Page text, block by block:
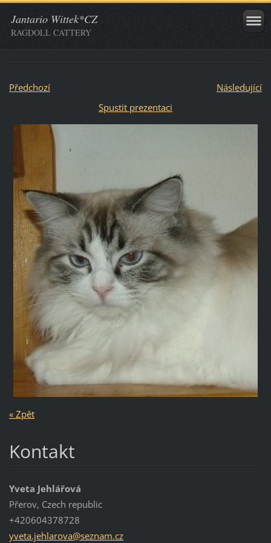
Jantario Wittek*CZ
RAGDOLL CATTERY
Předchozí
Následující
Spustit prezentaci
« Zpět
Kontakt
Yveta Jehlářová
Přerov, Czech republic
+420604378728
yveta.jehlarova@seznam.cz